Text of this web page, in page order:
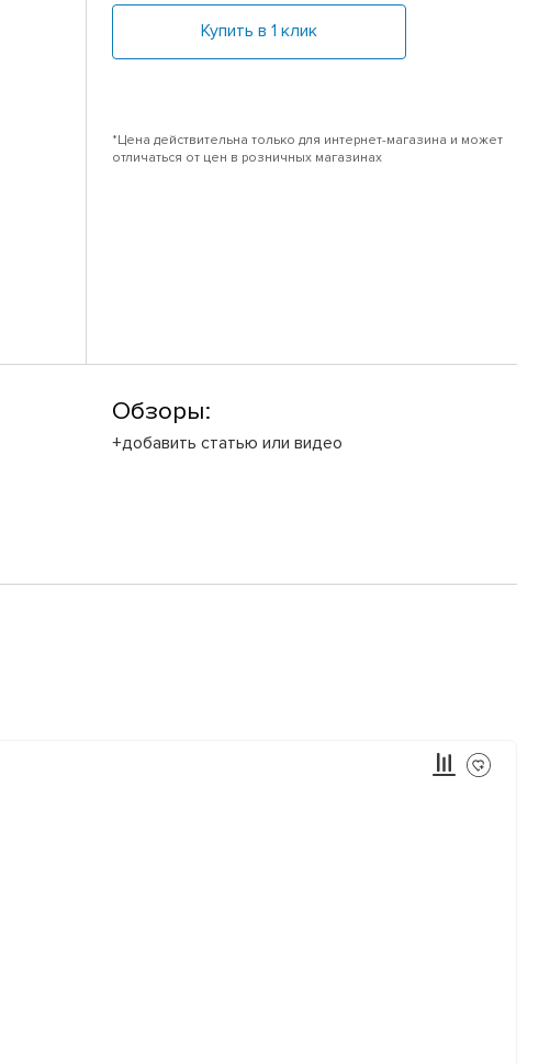
Купить в 1 клик
*Цена действительна только для интернет-магазина и может
отличаться от цен в розничных магазинах
Обзоры:
+добавить статью или видео